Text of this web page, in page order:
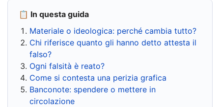
📋 In questa guida
Materiale o ideologica: perché cambia tutto?
Chi riferisce quanto gli hanno detto attesta il
falso?
Ogni falsità è reato?
Come si contesta una perizia grafica
Banconote: spendere o mettere in
circolazione